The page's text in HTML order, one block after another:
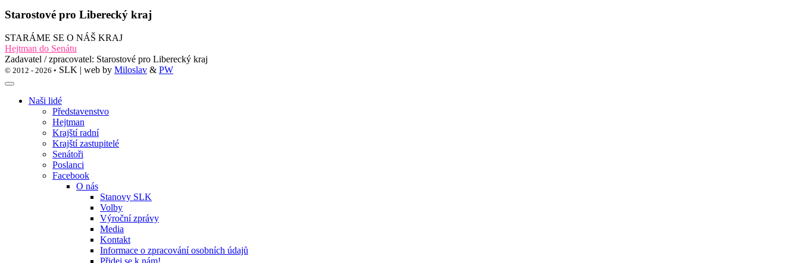
Starostové pro Liberecký kraj
STARÁME SE O NÁŠ KRAJ
Hejtman do Senátu
Zadavatel / zpracovatel: Starostové pro Liberecký kraj
© 2012 - 2026 • SLK | web by Miloslav & PW
Naši lidé
Představenstvo
Hejtman
Krajští radní
Krajští zastupitelé
Senátoři
Poslanci
Facebook
O nás
Stanovy SLK
Volby
Výroční zprávy
Media
Kontakt
Informace o zpracování osobních údajů
Přidej se k nám!